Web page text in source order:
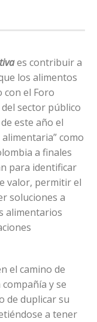
es contribuir a
los alimentos
con el Foro
sector público
este año el
como
a finales
para identificar
valor, permitir el
soluciones a
alimentarios
el camino de
y se
de duplicar su
a tener